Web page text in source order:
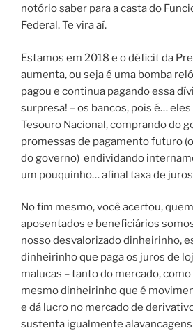
notório saber para a casta do
Federal. Te vira aí.
Estamos em 2018 e o déficit da
aumenta, ou seja é uma bomba
pagou e continua pagando essa
surpresa! – os bancos, pois é…
Tesouro Nacional, comprando do
promessas de pagamento futuro
do governo) endividando
um pouquinho… afinal taxa de
No fim mesmo, você acertou,
aposentados e beneficiários
nosso desvalorizado dinheirinho,
dinheirinho que paga os juros de
malucas – tanto do mercado,
mesmo dinheirinho que é
e dá lucro no mercado de
sustenta igualmente